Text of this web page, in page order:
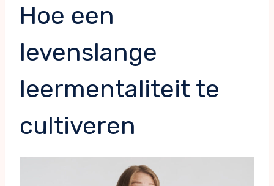
Hoe een
levenslange
leermentaliteit te
cultiveren